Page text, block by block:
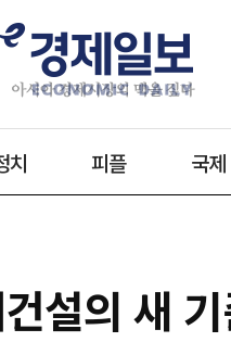
치 피플 국제
설의 새